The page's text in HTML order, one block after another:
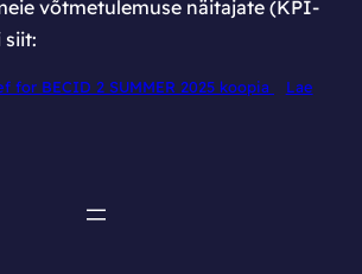
võtmetulemuse näitajate (KPI-
siit:
for BECID 2 SUMMER 2025 koopia
Lae